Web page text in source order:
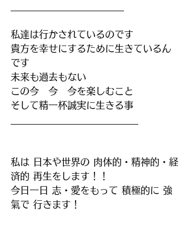
私達は行かされているのです
貴方を幸せにするために生きているん
です
未来も過去もない
この今　今　今を楽しむこと
そして精一杯誠実に生きる事
私は 日本や世界の 肉体的・精神的・経
済的 再生をします！！
今日一日 志・愛をもって 積極的に 強
氣で 行きます！